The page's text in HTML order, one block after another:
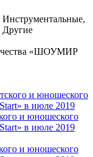
Инструментальные,
Другие
«ШОУМИР
и юношеского
в июле 2019
и юношеского